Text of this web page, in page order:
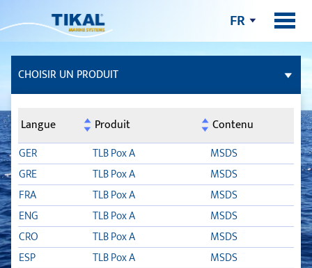
FR
CHOISIR UN PRODUIT
MASTIC
TEAK DECK
TSC
SYNTEAK ACTIVATOR
Langue Produit
Contenu
GER
TLB Pox A
MSDS
GRE
TLB Pox A
MSDS
FRA
TLB Pox A
MSDS
ENG
TLB Pox A
MSDS
CRO
TLB Pox A
MSDS
ESP
TLB Pox A
MSDS